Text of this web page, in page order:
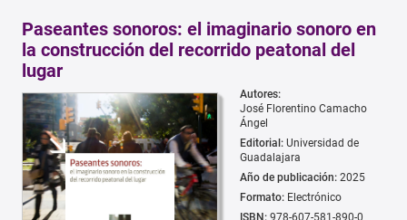
Paseantes sonoros: el imaginario sonoro en
la construcción del recorrido peatonal del
lugar
Autores:
José Florentino Camacho
Ángel
Editorial: Universidad de
Guadalajara
Año de publicación: 2025
Formato: Electrónico